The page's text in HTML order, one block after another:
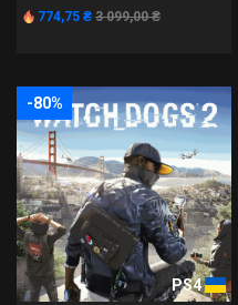
774,75 ₴ 3 099,00 ₴
-80%
PS4